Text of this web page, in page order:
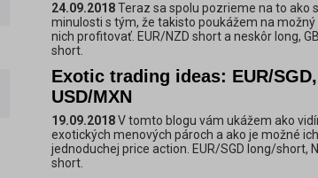
24.09.2018Teraz sa spolu pozrieme na to ako
minulosti s tým, že takisto poukážem na možný
nich profitovať. EUR/NZD short a neskôr long,
short.
Exotic trading ideas: EUR/
USD/MXN
19.09.2018V tomto blogu vám ukážem ako
exotických menových pároch a ako je možné
jednoduchej price action. EUR/SGD long/short,
short.